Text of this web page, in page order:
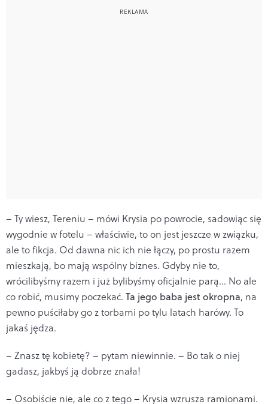
– Ty wiesz, Tereniu – mówi Krysia po powrocie, sadowiąc się
wygodnie w fotelu – właściwie, to on jest jeszcze w związku,
ale to fikcja. Od dawna nic ich nie łączy, po prostu razem
mieszkają, bo mają wspólny biznes. Gdyby nie to,
wrócilibyśmy razem i już bylibyśmy oficjalnie parą… No ale
co robić, musimy poczekać. Ta jego baba jest okropna, na
pewno puściłaby go z torbami po tylu latach harówy. To
jakaś jędza.
– Znasz tę kobietę? – pytam niewinnie. – Bo tak o niej
gadasz, jakbyś ją dobrze znała!
– Osobiście nie, ale co z tego – Krysia wzrusza ramionami.